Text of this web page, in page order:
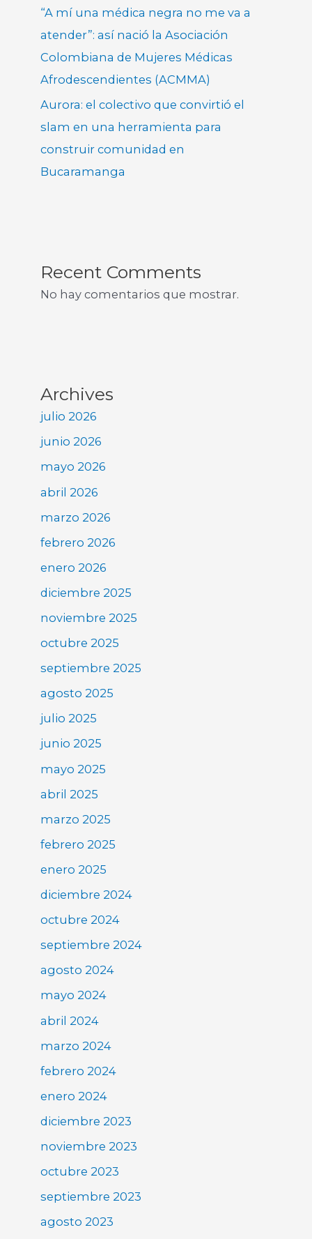
“A mí una médica negra no me va a
atender”: así nació la Asociación
Colombiana de Mujeres Médicas
Afrodescendientes (ACMMA)
Aurora: el colectivo que convirtió el
slam en una herramienta para
construir comunidad en
Bucaramanga
Recent Comments
No hay comentarios que mostrar.
Archives
julio 2026
junio 2026
mayo 2026
abril 2026
marzo 2026
febrero 2026
enero 2026
diciembre 2025
noviembre 2025
octubre 2025
septiembre 2025
agosto 2025
julio 2025
junio 2025
mayo 2025
abril 2025
marzo 2025
febrero 2025
enero 2025
diciembre 2024
octubre 2024
septiembre 2024
agosto 2024
mayo 2024
abril 2024
marzo 2024
febrero 2024
enero 2024
diciembre 2023
noviembre 2023
octubre 2023
septiembre 2023
agosto 2023